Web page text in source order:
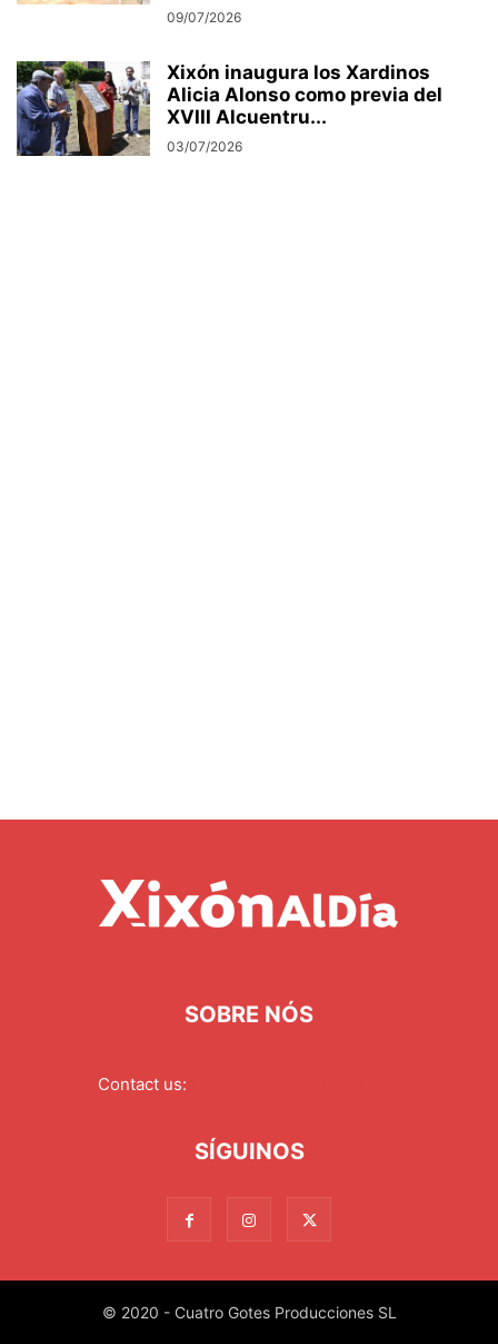
09/07/2026
Xixón inaugura los Xardinos
Alicia Alonso como previa del
XVIII Alcuentru...
03/07/2026
SOBRE NÓS
Contact us:
SÍGUINOS
© 2020 - Cuatro Gotes Producciones SL